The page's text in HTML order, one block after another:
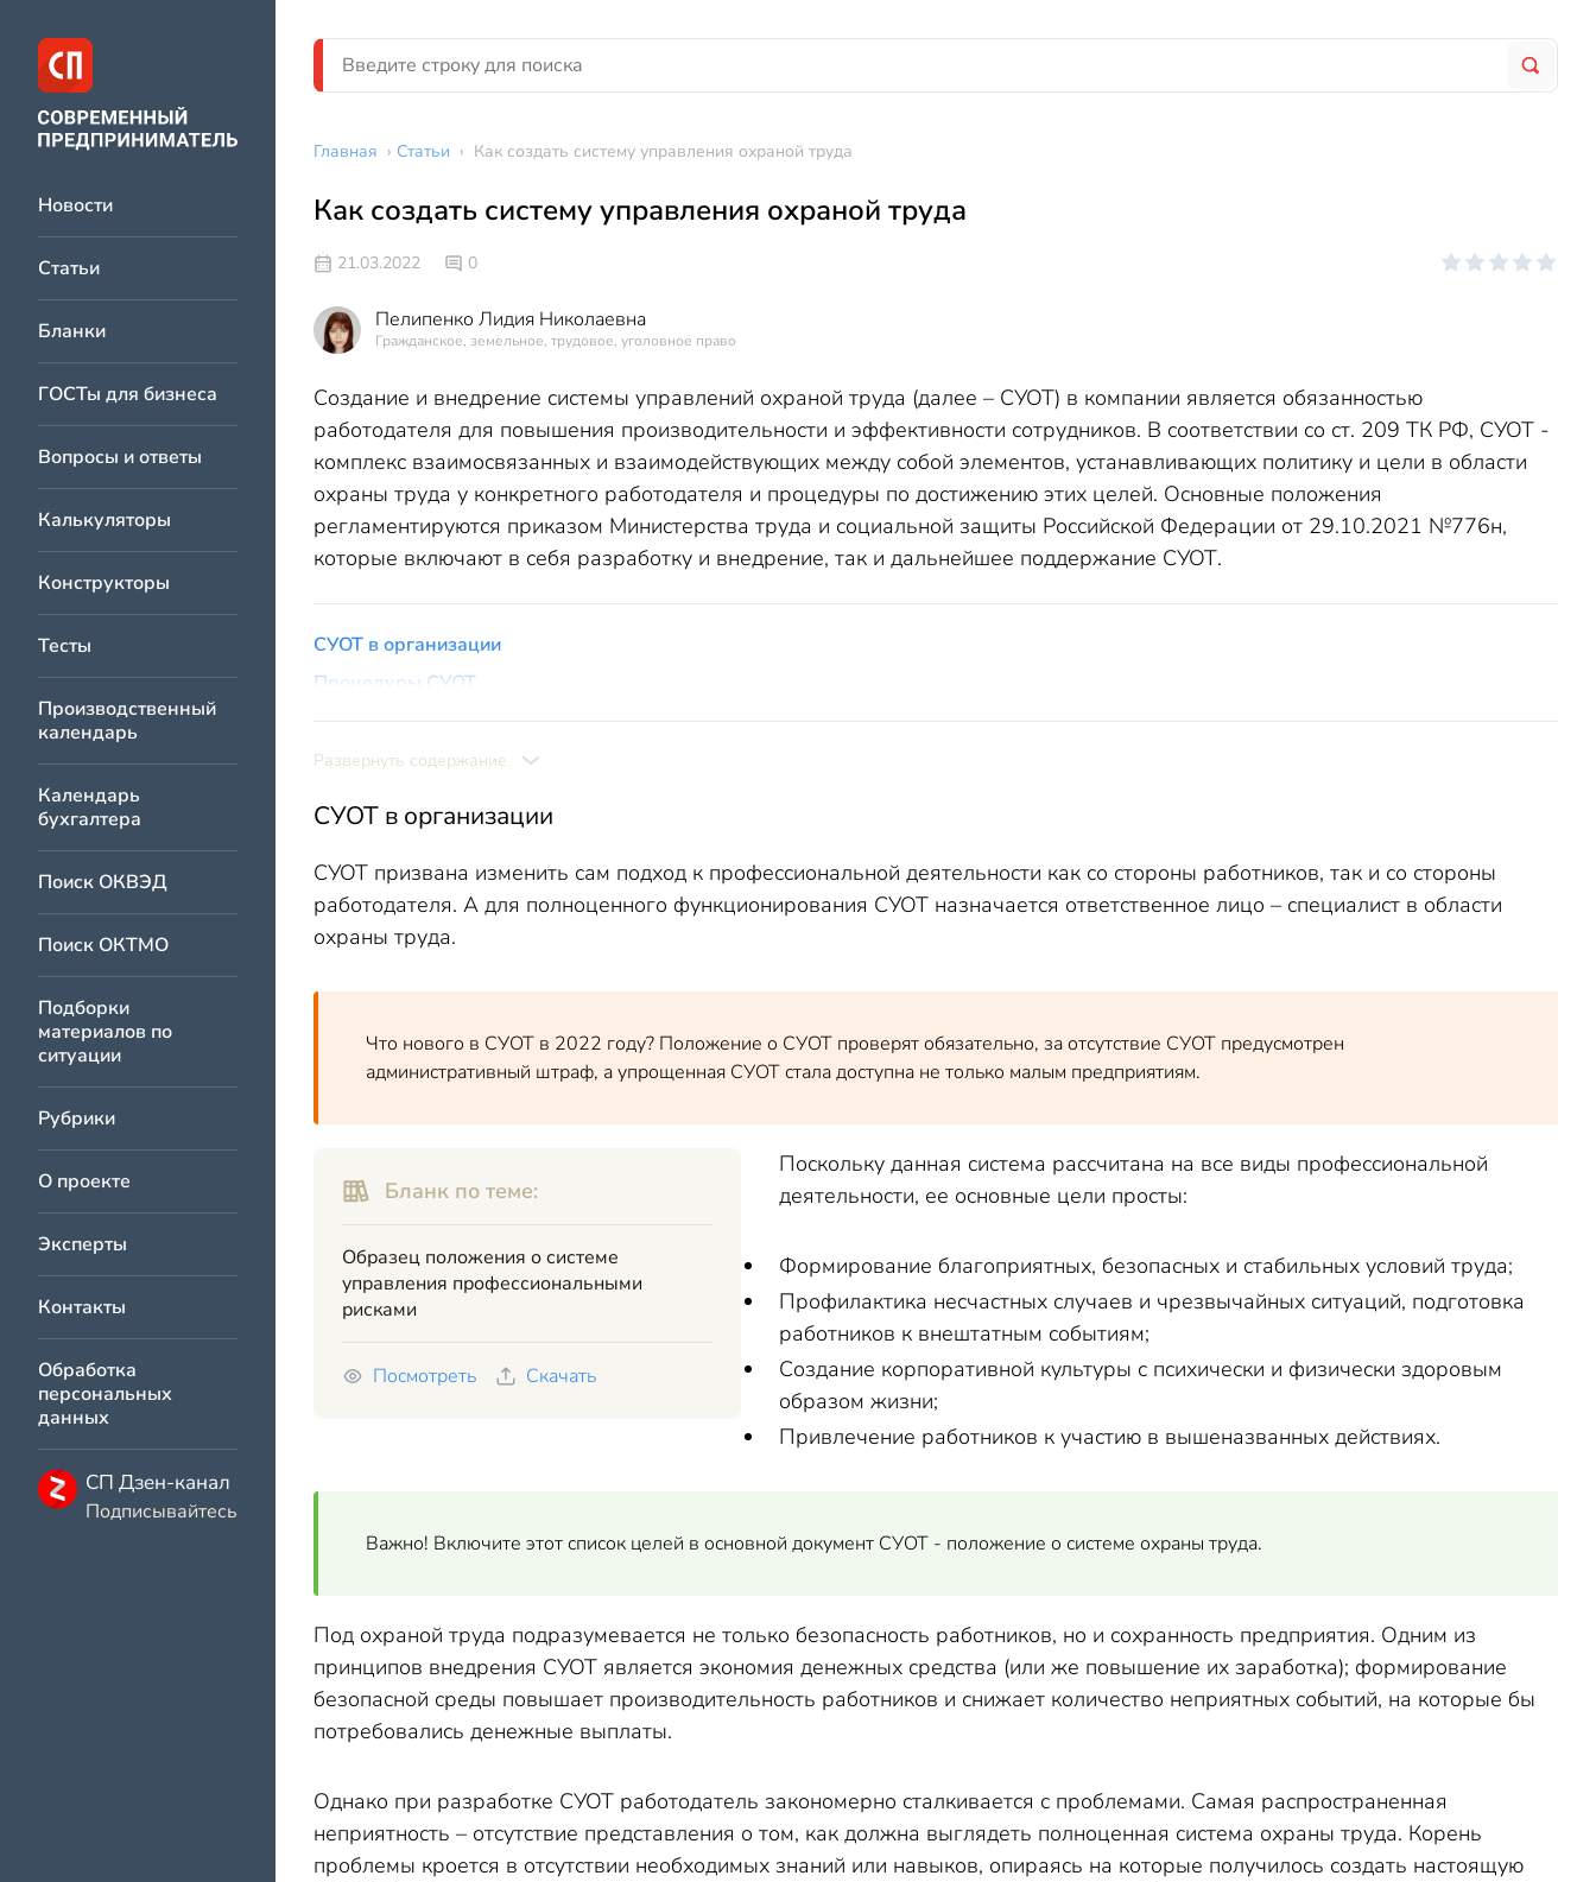
Новости
Статьи
Бланки
ГОСТы для бизнеса
Вопросы и ответы
Калькуляторы
Конструкторы
Тесты
Производственный
календарь
Календарь
бухгалтера
Поиск ОКВЭД
Поиск ОКТМО
Подборки
материалов по
ситуации
Рубрики
О проекте
Эксперты
Контакты
Обработка
персональных
данных
СП Дзен-канал
Подписывайтесь
Главная › Статьи › Как создать систему управления охраной труда
Как создать систему управления охраной труда
21.03.2022 0
Пелипенко Лидия Николаевна
Гражданское, земельное, трудовое, уголовное право
Создание и внедрение системы управлений охраной труда (далее – СУОТ) в компании является обязанностью
работодателя для повышения производительности и эффективности сотрудников. В соответствии со ст. 209 ТК РФ, СУОТ -
комплекс взаимосвязанных и взаимодействующих между собой элементов, устанавливающих политику и цели в области
охраны труда у конкретного работодателя и процедуры по достижению этих целей. Основные положения
регламентируются приказом Министерства труда и социальной защиты Российской Федерации от 29.10.2021 №776н,
которые включают в себя разработку и внедрение, так и дальнейшее поддержание СУОТ.
СУОТ в организации
Процедуры СУОТ
Документы СУОТ
Упрощенная СУОТ
Развернуть содержание
СУОТ в организации
СУОТ призвана изменить сам подход к профессиональной деятельности как со стороны работников, так и со стороны
работодателя. А для полноценного функционирования СУОТ назначается ответственное лицо – специалист в области
охраны труда.
Что нового в СУОТ в 2022 году? Положение о СУОТ проверят обязательно, за отсутствие СУОТ предусмотрен
административный штраф, а упрощенная СУОТ стала доступна не только малым предприятиям.
Бланк по теме:
Образец положения о системе
управления профессиональными
рисками
Посмотреть Скачать
Поскольку данная система рассчитана на все виды профессиональной
деятельности, ее основные цели просты:
Формирование благоприятных, безопасных и стабильных условий труда;
Профилактика несчастных случаев и чрезвычайных ситуаций, подготовка
работников к внештатным событиям;
Создание корпоративной культуры с психически и физически здоровым
образом жизни;
Привлечение работников к участию в вышеназванных действиях.
Важно! Включите этот список целей в основной документ СУОТ - положение о системе охраны труда.
Под охраной труда подразумевается не только безопасность работников, но и сохранность предприятия. Одним из
принципов внедрения СУОТ является экономия денежных средства (или же повышение их заработка); формирование
безопасной среды повышает производительность работников и снижает количество неприятных событий, на которые бы
потребовались денежные выплаты.
Однако при разработке СУОТ работодатель закономерно сталкивается с проблемами. Самая распространенная
неприятность – отсутствие представления о том, как должна выглядеть полноценная система охраны труда. Корень
проблемы кроется в отсутствии необходимых знаний или навыков, опираясь на которые получилось создать настоящую